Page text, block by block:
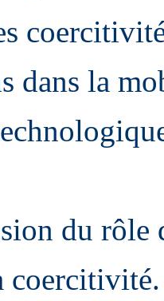
dans la
du rôle